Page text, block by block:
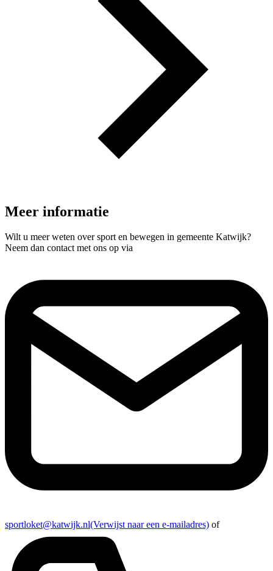
Meer informatie
Wilt u meer weten over sport en bewegen in gemeente Katwijk?
Neem dan contact met ons op via
sportloket@katwijk.nl(Verwijst naar een e-mailadres) of